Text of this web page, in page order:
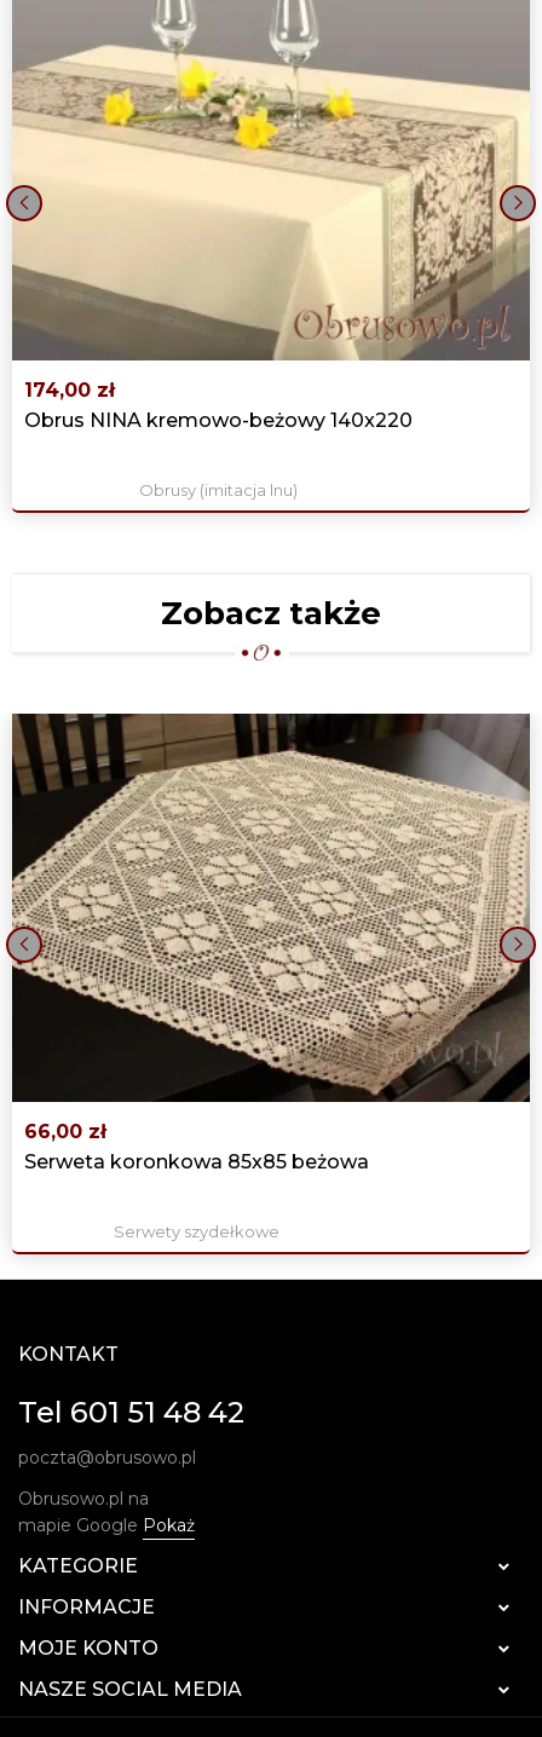
174,00 zł
Obrus NINA kremowo-beżowy 140x220
Obrusy (imitacja lnu)
›
Zobacz także
66,00 zł
Serweta koronkowa 85x85 beżowa
Serwety szydełkowe
‹ ›
KONTAKT
Tel 601 51 48 42
poczta@obrusowo.pl
Obrusowo.pl na
mapie Google Pokaż
KATEGORIE 
INFORMACJE 
MOJE KONTO 
NASZE SOCIAL MEDIA 